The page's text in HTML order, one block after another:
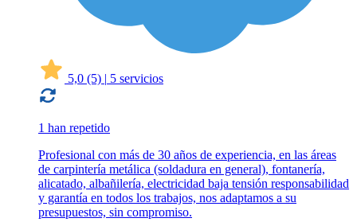
5,0 (5) | 5 servicios
1 han repetido
Profesional con más de 30 años de experiencia, en las áreas
de carpintería metálica (soldadura en general), fontanería,
alicatado, albañilería, electricidad baja tensión responsabilidad
y garantía en todos los trabajos, nos adaptamos a su
presupuestos, sin compromiso.